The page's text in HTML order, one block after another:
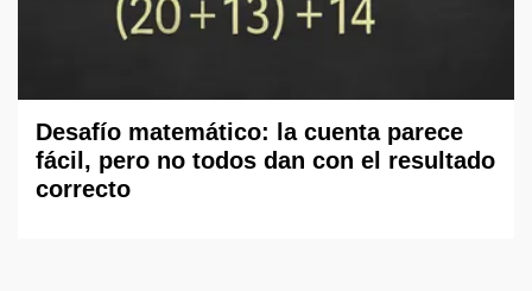
Desafío matemático: la cuenta parece
fácil, pero no todos dan con el resultado
correcto